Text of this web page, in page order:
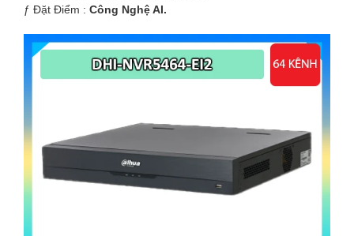
️ƒ Đặt Điểm : Công Nghệ AI.